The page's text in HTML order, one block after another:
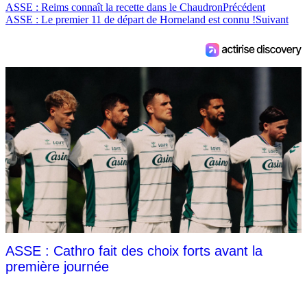
ASSE : Reims connaît la recette dans le ChaudronPrécédent
ASSE : Le premier 11 de départ de Horneland est connu !Suivant
ASSE : Cathro fait des choix forts avant la
première journée